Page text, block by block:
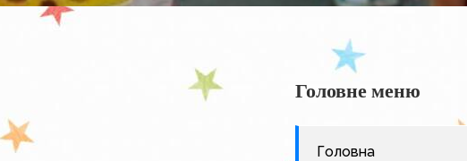
Головне меню
Головна